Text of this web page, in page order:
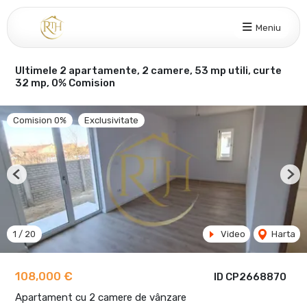
Meniu
Ultimele 2 apartamente, 2 camere, 53 mp utili, curte
32 mp, 0% Comision
ID CP2668870
108,000 €
Apartament cu 2 camere de vânzare
Comision 0% Exclusivitate
1 / 20 Video Harta
Previous